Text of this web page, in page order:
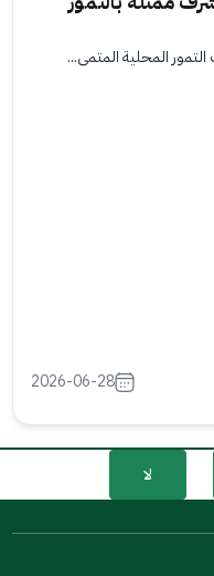
المحلية المتمي...
2026-06-28
لا